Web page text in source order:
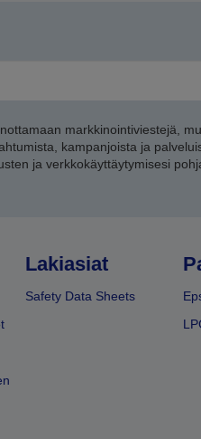
markkinointiviestejä,
kampanjoista ja
ja verkkokäyttäytymisesi
Lakiasiat
Safety Data Sheets